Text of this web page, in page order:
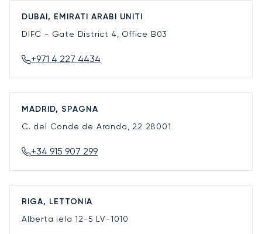
DUBAI, EMIRATI ARABI UNITI
DIFC - Gate District 4, Office B03
+971 4 227 4434
MADRID, SPAGNA
C. del Conde de Aranda, 22 28001
+34 915 907 299
RIGA, LETTONIA
Alberta iela 12-5 LV-1010